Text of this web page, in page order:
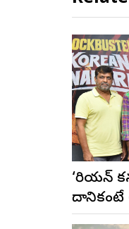
‘కొరియన్
దానికంటే
వరుణ్